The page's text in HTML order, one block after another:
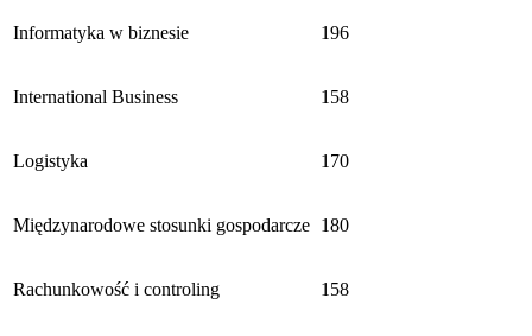
Informatyka w biznesie 196
International Business 158
Logistyka 170
Międzynarodowe stosunki gospodarcze 180
Rachunkowość i controling 158